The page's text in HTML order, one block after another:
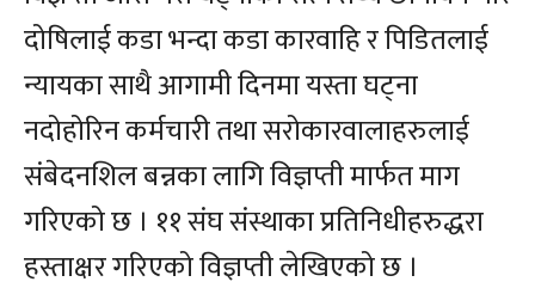
दोषिलाई कडा भन्दा कडा कारवाहि र पिडितलाई
न्यायका साथै आगामी दिनमा यस्ता घट्ना
नदोहोरिन कर्मचारी तथा सरोकारवालाहरुलाई
संबेदनशिल बन्नका लागि विज्ञप्ती मार्फत माग
गरिएको छ । ११ संघ संस्थाका प्रतिनिधीहरुद्धरा
हस्ताक्षर गरिएको विज्ञप्ती लेखिएको छ ।